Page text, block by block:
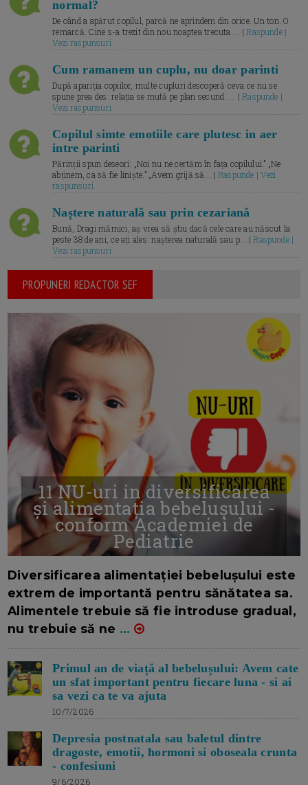
normal?
De când a apărut copilul, parcă ne aprindem din orice. Un ton. O
remarcă. Cine s-a trezit din nou noaptea trecuta.... |Raspunde |
Vezi raspunsuri
Cum ramanem un cuplu, nu doar parinti
După apariția copiilor, multe cupluri descoperă ceva ce nu se
spune prea des: relația se mută pe plan secund. ... |Raspunde |
Vezi raspunsuri
Copilul simte emotiile care plutesc in aer
intre parinti
Părinții spun deseori: „Noi nu ne certăm în fața copilului.” „Ne
abținem, ca să fie liniște.” „Avem grijă să... | Raspunde | Vezi
raspunsuri
Naștere naturală sau prin cezariană
Bună, Dragi mămici, aș vrea să știu dacă cele care au născut la
peste 38 de ani, ce ați ales: nașterea naturală sau p... |Raspunde |
Vezi raspunsuri
PROPUNERI REDACTOR SEF
11 NU-uri in diversificarea
și alimentația bebelușului -
conform Academiei de
Pediatrie
Diversificarea alimentației bebelușului este
extrem de importantă pentru sănătatea sa.
Alimentele trebuie să fie introduse gradual,
nu trebuie să ne ...
Primul an de viață al bebelușului: Avem cate
un sfat important pentru fiecare luna - si ai
sa vezi ca te va ajuta
10/7/2026
Depresia postnatala sau baletul dintre
dragoste, emotii, hormoni si oboseala crunta
- confesiuni
9/6/2026